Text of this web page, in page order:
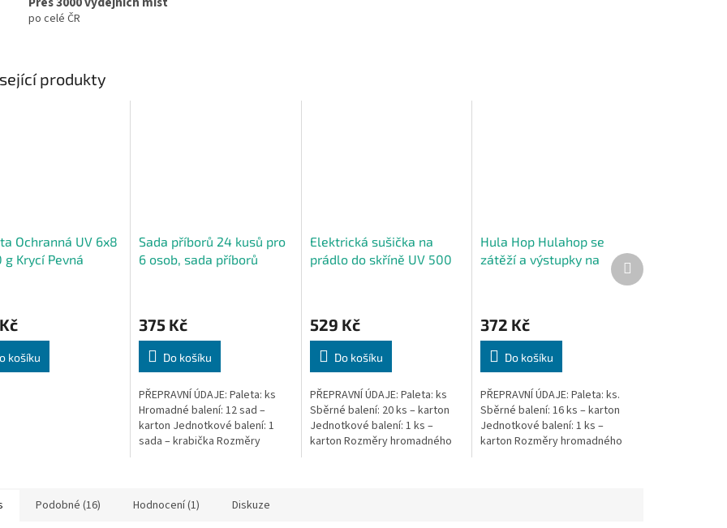
po celé ČR
produkty
Ochranná UV 6x8
g Krycí Pevná
košíku
Sada příborů 24 kusů pro
6 osob, sada příborů
375 Kč
Do košíku
PŘEPRAVNÍ ÚDAJE: Paleta: ks
Hromadné balení: 12 sad –
karton Jednotkové balení: 1
sada – krabička Rozměry
Elektrická sušička na
prádlo do skříně UV 500
529 Kč
Do košíku
PŘEPRAVNÍ ÚDAJE: Paleta: ks
Sběrné balení: 20 ks – karton
Jednotkové balení: 1 ks –
karton Rozměry hromadného
Hula Hop Hulahop se
zátěží a výstupky na
hubnutí Plus Size skládací
372 Kč
Do košíku
PŘEPRAVNÍ ÚDAJE: Paleta: ks.
Sběrné balení: 16 ks – karton
Jednotkové balení: 1 ks –
karton Rozměry hromadného
Další
produkt
Podobné (16) Hodnocení (1) Diskuze